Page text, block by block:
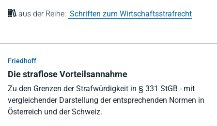
aus der Reihe: Schriften zum Wirtschaftsstrafrecht
Friedhoff
Die straflose Vorteilsannahme
Zu den Grenzen der Strafwürdigkeit in § 331 StGB - mit
vergleichender Darstellung der entsprechenden Normen in
Österreich und der Schweiz.